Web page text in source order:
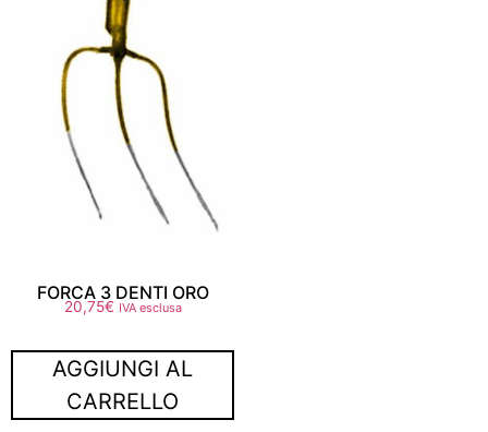
FORCA 3 DENTI ORO
20,75€ IVA esclusa
AGGIUNGI AL
CARRELLO